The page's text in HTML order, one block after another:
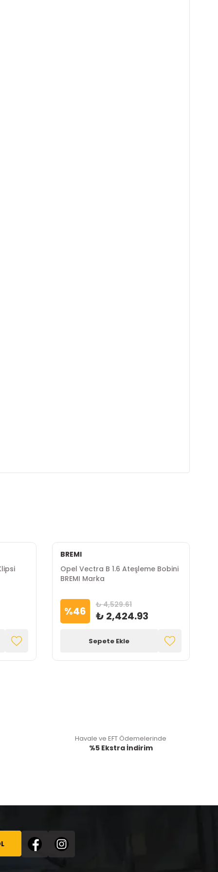
BREMI
Opel Vectra B 1.6 Ateşleme Bobini
BREMI Marka
%46 ₺ 4,529.61
₺ 2,424.93
Sepete Ekle
Havale ve EFT Ödemelerinde
%5 Ekstra İndirim